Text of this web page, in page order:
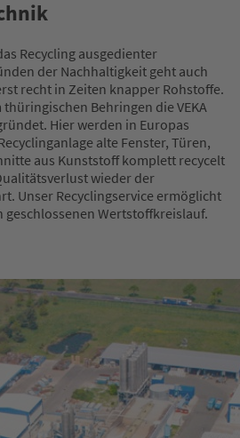
Recycling ausgedienter
der Nachhaltigkeit geht auch
recht in Zeiten knapper Rohstoffe.
Behringen die VEKA
Hier werden in Europas
alte Fenster, Türen,
aus Kunststoff komplett recycelt
wieder der
Unser Recyclingservice ermöglicht
geschlossenen Wertstoffkreislauf.